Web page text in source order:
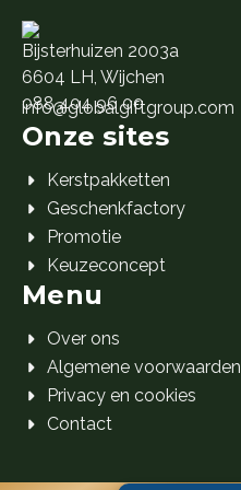
Bijsterhuizen 2003a
6604 LH, Wijchen
088 404 96 00
info@globalgiftgroup.com
Onze sites
Kerstpakketten
Geschenkfactory
Promotie
Keuzeconcept
Menu
Over ons
Algemene voorwaarden
Privacy en cookies
Contact